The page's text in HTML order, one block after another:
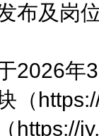
及岗
年3
（
https://